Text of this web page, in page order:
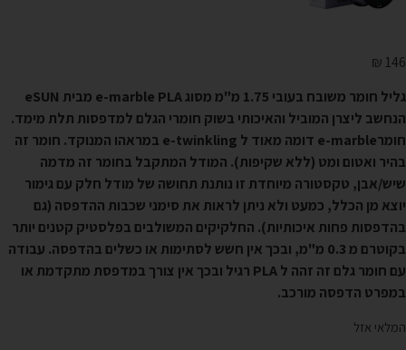
₪ 146
גליל חומר משובח בעובי 1.75 מ"מ מסוג e-marble
PLA מבית
הנחשב ליצרן המוביל והאיכותי בשוק חומרי הגלם למדפסות תלת מימד.
חומרe-marble דומה מאוד ל e-twinkling במראהו המנוקד. חומר זה
בהיר ואטום ומט (ללא שקיפות). המודל המתקבל בחומר זה מדמה
שיש/אבן, טקסטורה מיוחדת זו נותנת תחושה של מודל חלק עם גימור
יוצא מן הכלל, כמעט ולא ניתן לראות את סימני שכבות ההדפסה (גם
בהדפסות פחות איכותיות). החלקיקים המשולבים בפלסטיק קטנים יותר
בקוטרם מ 0.3 מ"מ, ובכך אין חשש לסתימות או כשלים בהדפסה. עבודה
עם חומר גלם זה זהה ל PLA רגיל ובכך אין צורך במדפסת מתקדמת או
במפרט הדפסה מורכב.
המלאי אזל